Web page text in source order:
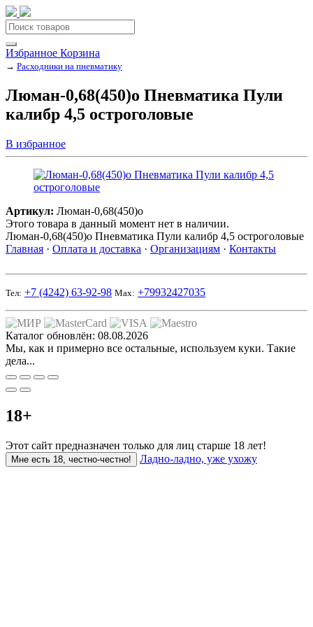
Избранное Корзина
→ Расходники на пневматику
Люман-0,68(450)о Пневматика Пули
калибр 4,5 остроголовые
В избранное
Артикул: Люман-0,68(450)о
Этого товара в данный момент нет в наличии.
Люман-0,68(450)о Пневматика Пули калибр 4,5 остроголовые
Главная · Оплата и доставка · Организациям · Контакты
Тел: +7 (4242) 63-92-98 Мах: +79932427035
Каталог обновлён: 08.08.2026
Мы, как и примерно все остальные, используем куки. Такие
дела...
18+
Этот сайт предназначен только для лиц старше 18 лет!
Мне есть 18, честно-честно! Ладно-ладно, уже ухожу